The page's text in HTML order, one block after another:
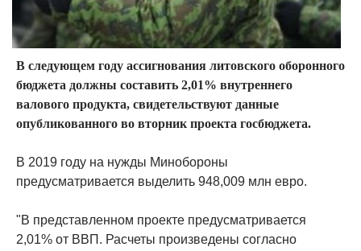
В следующем году ассигнования литовского оборонного
бюджета должны составить 2,01% внутреннего
валового продукта, свидетельствуют данные
опубликованного во вторник проекта госбюджета.
В 2019 году на нужды Минобороны
предусматривается выделить 948,009 млн евро.
"В представленном проекте предусматривается
2,01% от ВВП. Расчеты произведены согласно